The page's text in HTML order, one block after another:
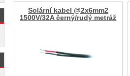
Solární kabel @2x6mm2
1500V/32A černý/rudý metráž